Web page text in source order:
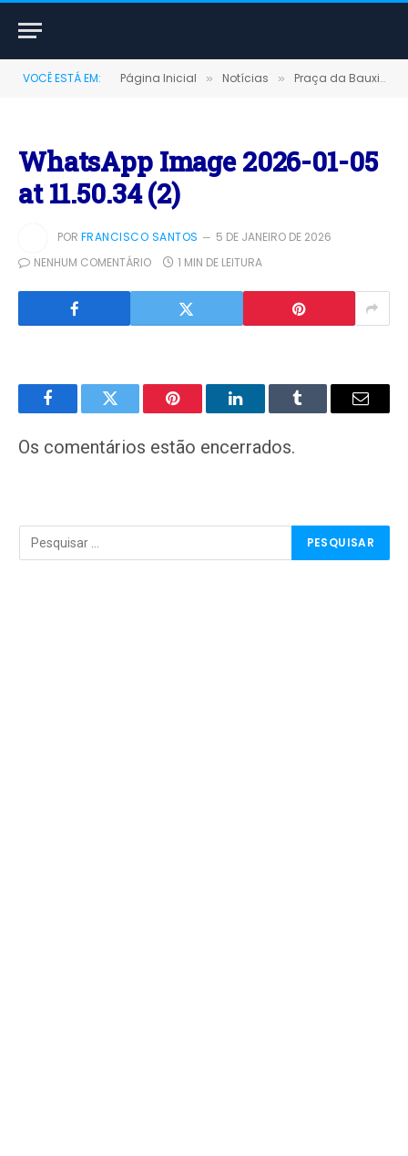
VOCÊ ESTÁ EM: Página Inicial » Notícias » Praça da Bauxita é entregue revitalizada e fortalece a identidade histórica e econômica de Terra Santa
WhatsApp Image 2026-01-05
at 11.50.34 (2)
POR FRANCISCO SANTOS
5 DE JANEIRO DE 2026
NENHUM COMENTÁRIO
1 MIN DE LEITURA
FacebookTwitter Pinterest LinkedInTumblr
E-
Os comentários estão encerrados.